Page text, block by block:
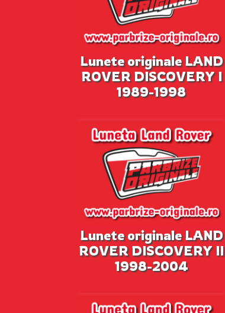
Lunete originale LAND
ROVER DISCOVERY I
1989-1998
Lunete originale LAND
ROVER DISCOVERY II
1998-2004